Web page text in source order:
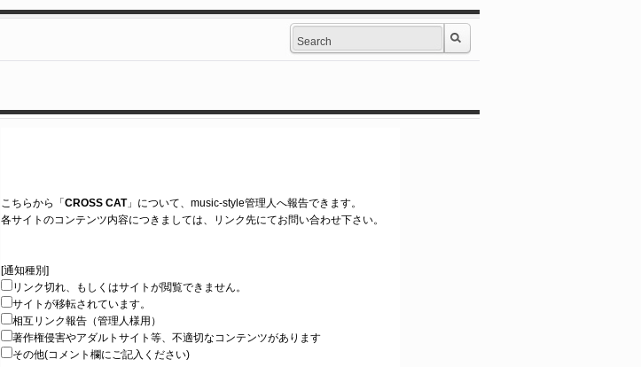
こちらから「 CROSS CAT」について、music-style管理人へ報告できます。
各サイトのコンテンツ内容につきましては、リンク先にてお問い合わせ下さい。
[通知種別]
リンク切れ、もしくはサイトが閲覧できません。
サイトが移転されています。
相互リンク報告（管理人様用）
著作権侵害やアダルトサイト等、不適切なコンテンツがあります
その他(コメント欄にご記入ください)